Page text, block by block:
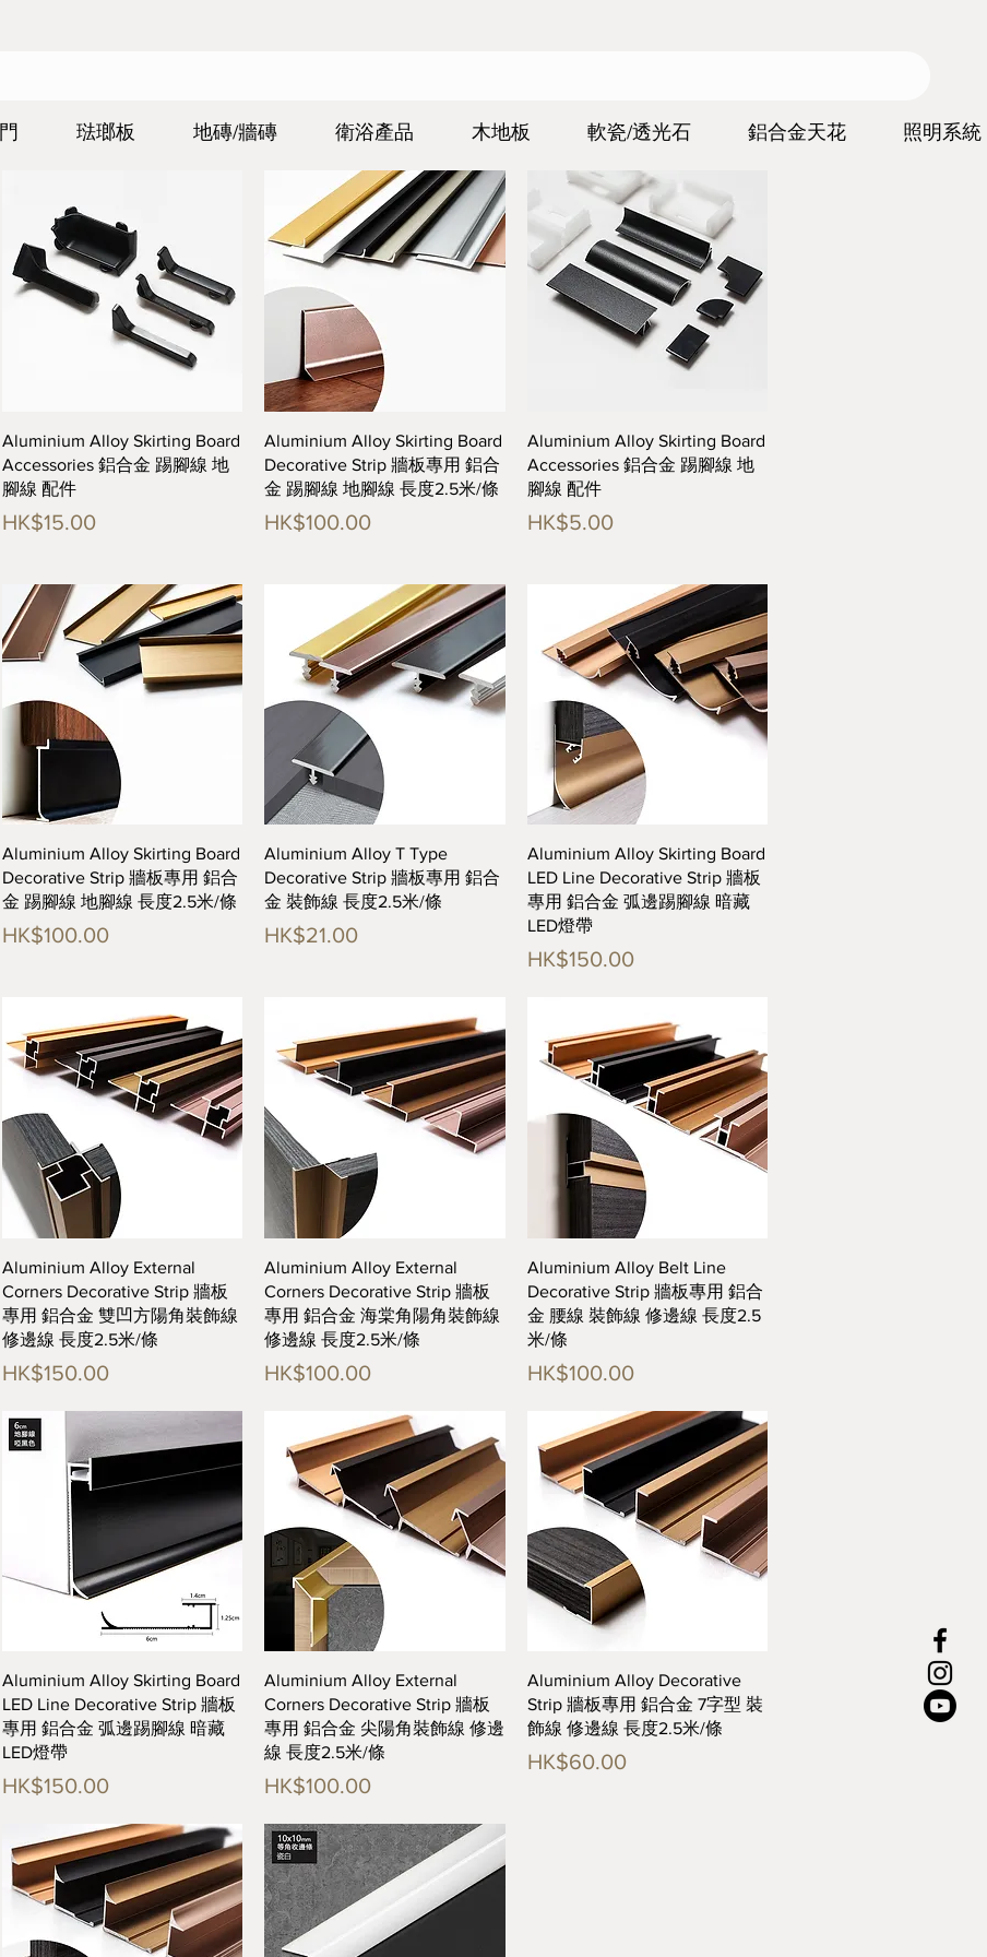
門 琺瑯板 地磚/牆磚 衛浴產品 木地板 軟瓷/透光石 鋁合金天花 照明系統
快速瀏覽
Aluminium Alloy Skirting Board
Accessories 鋁合金 踢腳線 地
腳線 配件
價格
HK$15.00
快速瀏覽
Aluminium Alloy Skirting Board
Decorative Strip 牆板專用 鋁合
金 踢腳線 地腳線 長度2.5米/條
價格
HK$100.00
快速瀏覽
Aluminium Alloy Skirting Board
Accessories 鋁合金 踢腳線 地
腳線 配件
價格
HK$5.00
快速瀏覽
Aluminium Alloy Skirting Board
Decorative Strip 牆板專用 鋁合
金 踢腳線 地腳線 長度2.5米/條
價格
HK$100.00
快速瀏覽
Aluminium Alloy T Type
Decorative Strip 牆板專用 鋁合
金 裝飾線 長度2.5米/條
價格
HK$21.00
快速瀏覽
Aluminium Alloy Skirting Board
LED Line Decorative Strip 牆板
專用 鋁合金 弧邊踢腳線 暗藏
LED燈帶
價格
HK$150.00
快速瀏覽
Aluminium Alloy External
Corners Decorative Strip 牆板
專用 鋁合金 雙凹方陽角裝飾線
修邊線 長度2.5米/條
價格
HK$150.00
快速瀏覽
Aluminium Alloy External
Corners Decorative Strip 牆板
專用 鋁合金 海棠角陽角裝飾線
修邊線 長度2.5米/條
價格
HK$100.00
快速瀏覽
Aluminium Alloy Belt Line
Decorative Strip 牆板專用 鋁合
金 腰線 裝飾線 修邊線 長度2.5
米/條
價格
HK$100.00
快速瀏覽
Aluminium Alloy Skirting Board
LED Line Decorative Strip 牆板
專用 鋁合金 弧邊踢腳線 暗藏
LED燈帶
價格
HK$150.00
快速瀏覽
Aluminium Alloy External
Corners Decorative Strip 牆板
專用 鋁合金 尖陽角裝飾線 修邊
線 長度2.5米/條
價格
HK$100.00
快速瀏覽
Aluminium Alloy Decorative
Strip 牆板專用 鋁合金 7字型 裝
飾線 修邊線 長度2.5米/條
價格
HK$60.00